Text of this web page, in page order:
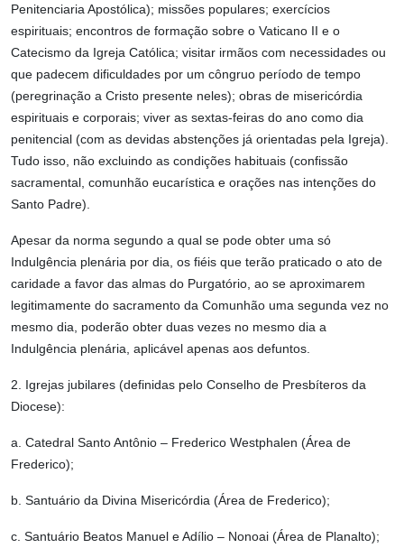
Penitenciaria Apostólica); missões populares; exercícios
espirituais; encontros de formação sobre o Vaticano II e o
Catecismo da Igreja Católica; visitar irmãos com necessidades ou
que padecem dificuldades por um côngruo período de tempo
(peregrinação a Cristo presente neles); obras de misericórdia
espirituais e corporais; viver as sextas-feiras do ano como dia
penitencial (com as devidas abstenções já orientadas pela Igreja).
Tudo isso, não excluindo as condições habituais (confissão
sacramental, comunhão eucarística e orações nas intenções do
Santo Padre).
Apesar da norma segundo a qual se pode obter uma só
Indulgência plenária por dia, os fiéis que terão praticado o ato de
caridade a favor das almas do Purgatório, ao se aproximarem
legitimamente do sacramento da Comunhão uma segunda vez no
mesmo dia, poderão obter duas vezes no mesmo dia a
Indulgência plenária, aplicável apenas aos defuntos.
2. Igrejas jubilares (definidas pelo Conselho de Presbíteros da
Diocese):
a. Catedral Santo Antônio – Frederico Westphalen (Área de
Frederico);
b. Santuário da Divina Misericórdia (Área de Frederico);
c. Santuário Beatos Manuel e Adílio – Nonoai (Área de Planalto);